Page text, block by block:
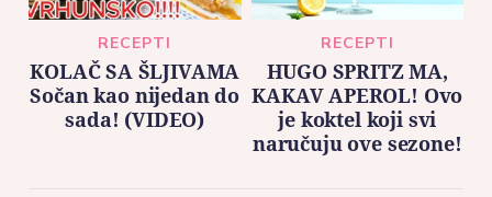
RECEPTI
KOLAČ SA ŠLJIVAMA
Sočan kao nijedan do
sada! (VIDEO)
RECEPTI
HUGO SPRITZ MA,
KAKAV APEROL! Ovo
je koktel koji svi
naručuju ove sezone!